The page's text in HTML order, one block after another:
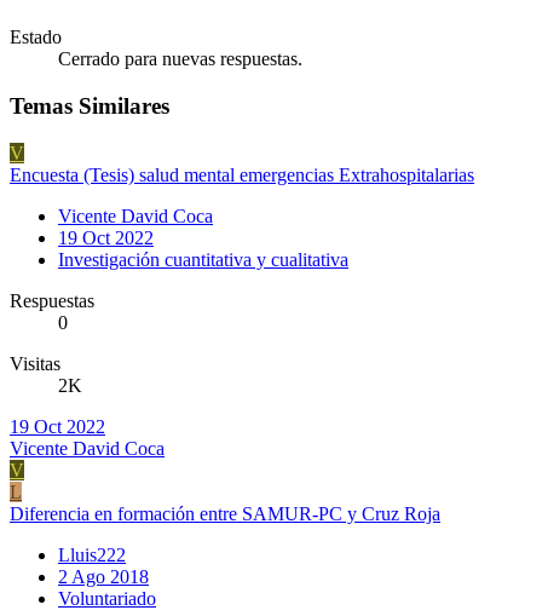
Estado
Cerrado para nuevas respuestas.
Temas Similares
V
Encuesta (Tesis) salud mental emergencias Extrahospitalarias
Vicente David Coca
19 Oct 2022
Investigación cuantitativa y cualitativa
Respuestas
0
Visitas
2K
19 Oct 2022
Vicente David Coca
V
L
Diferencia en formación entre SAMUR-PC y Cruz Roja
Lluis222
2 Ago 2018
Voluntariado